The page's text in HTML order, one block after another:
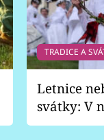
TRADICE A
Letnice
svátky: V
pondělí